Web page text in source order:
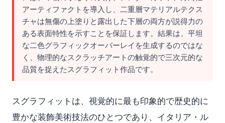
アーティファクトを導入し、二重層マテリアルテクス
チャは無傷の上塗りと露出した下層の両方が説得力の
ある表面特性を示すことを保証します。結果は、平坦
な二色グラフィックオーバーレイを生成するのではな
く、物理的なスクラッチアートの触覚的で三次元的な
品質を捉えたスグラフィット作品です。
スグラフィットは、視覚的に最も印象的で歴史的に
豊かな装飾美術技法のひとつであり、イタリア・ル